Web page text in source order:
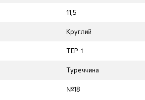
11,5
Круглий
ТЕР-1
Туреччина
№18